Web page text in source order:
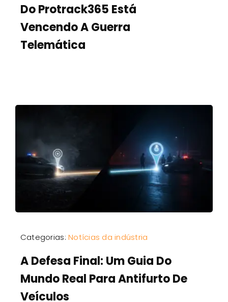
Do Protrack365 Está
Vencendo A Guerra
Telemática
Categorias:Notícias da indústria
A Defesa Final: Um Guia Do
Mundo Real Para Antifurto De
Veículos